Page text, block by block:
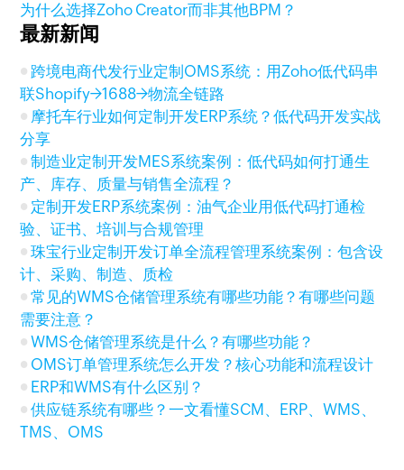
为什么选择Zoho Creator而非其他BPM？
最新新闻
跨境电商代发行业定制OMS系统：用Zoho低代码串
联Shopify→1688→物流全链路
摩托车行业如何定制开发ERP系统？低代码开发实战
分享
制造业定制开发MES系统案例：低代码如何打通生
产、库存、质量与销售全流程？
定制开发ERP系统案例：油气企业用低代码打通检
验、证书、培训与合规管理
珠宝行业定制开发订单全流程管理系统案例：包含设
计、采购、制造、质检
常见的WMS仓储管理系统有哪些功能？有哪些问题
需要注意？
WMS仓储管理系统是什么？有哪些功能？
OMS订单管理系统怎么开发？核心功能和流程设计
ERP和WMS有什么区别？
供应链系统有哪些？一文看懂SCM、ERP、WMS、
TMS、OMS